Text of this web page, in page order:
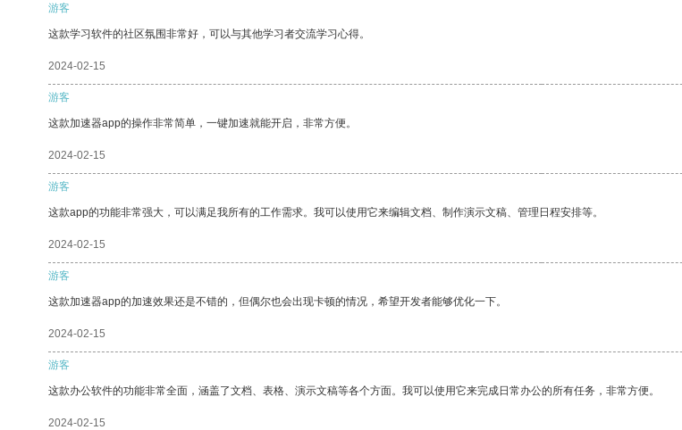
游客
这款学习软件的社区氛围非常好，可以与其他学习者交流学习心得。
2024-02-15
游客
这款加速器app的操作非常简单，一键加速就能开启，非常方便。
2024-02-15
游客
这款app的功能非常强大，可以满足我所有的工作需求。我可以使用它来编辑文档、制作演示文稿、管理日程安排等。
2024-02-15
游客
这款加速器app的加速效果还是不错的，但偶尔也会出现卡顿的情况，希望开发者能够优化一下。
2024-02-15
游客
这款办公软件的功能非常全面，涵盖了文档、表格、演示文稿等各个方面。我可以使用它来完成日常办公的所有任务，非常方便。
2024-02-15